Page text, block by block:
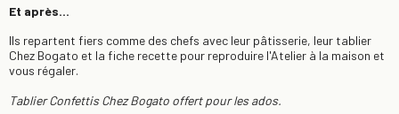
Et après...
Ils repartent fiers comme des chefs avec leur pâtisserie, leur tablier
Chez Bogato et la fiche recette pour reproduire l'Atelier à la maison et
vous régaler.
Tablier Confettis Chez Bogato offert pour les ados.